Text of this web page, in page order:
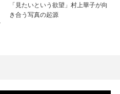
「見たいという欲望」村上華子が向
き合う写真の起源